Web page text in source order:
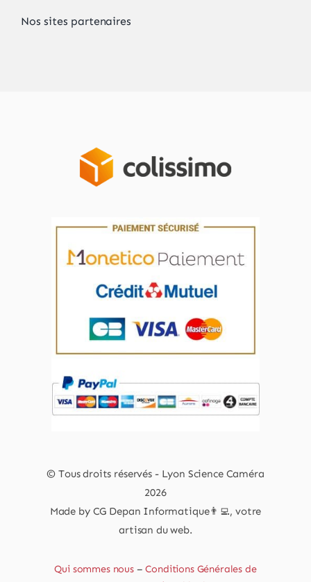
Nos sites partenaires
© Tous droits réservés - Lyon Science Caméra
2026
Made by CG Depan Informatique👨‍💻, votre
artisan du web.
Qui sommes nous–Conditions Générales de